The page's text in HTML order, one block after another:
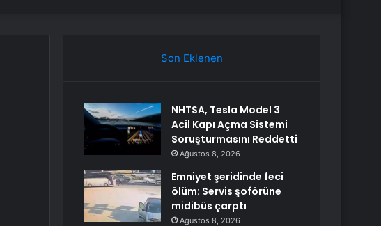
Son Eklenen
NHTSA, Tesla Model 3
Acil Kapı Açma Sistemi
Soruşturmasını Reddetti
Ağustos 8, 2026
Emniyet şeridinde feci
ölüm: Servis şoförüne
midibüs çarptı
Ağustos 8, 2026